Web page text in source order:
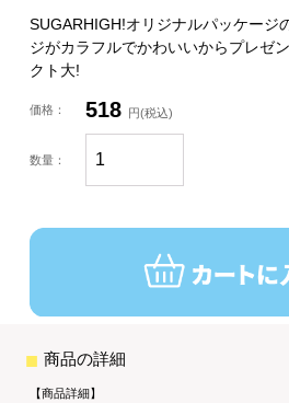
SUGARHIGH!オリジナルパッケージ
ジがカラフルでかわいいからプレゼ
クト大!
価格： 518 円(税込)
数量：
商品の詳細
【商品詳細】